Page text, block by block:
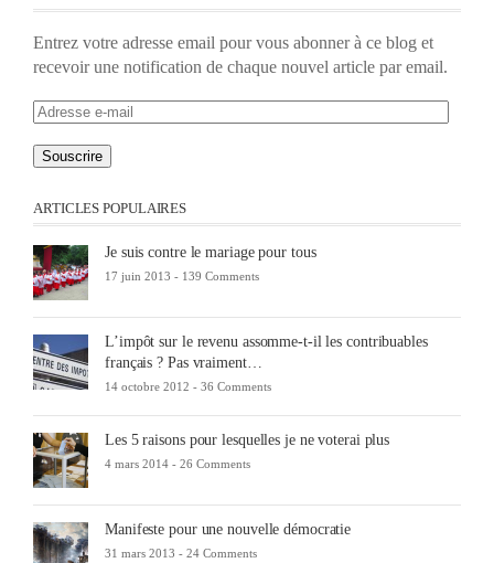
Entrez votre adresse email pour vous abonner à ce blog et
recevoir une notification de chaque nouvel article par email.
Adresse
mail
ARTICLES POPULAIRES
Je suis contre le mariage pour tous
17 juin 2013 - 139 Comments
L’impôt sur le revenu assomme-t-il les contribuables
français ? Pas vraiment…
14 octobre 2012 - 36 Comments
Les 5 raisons pour lesquelles je ne voterai plus
4 mars 2014 - 26 Comments
Manifeste pour une nouvelle démocratie
31 mars 2013 - 24 Comments